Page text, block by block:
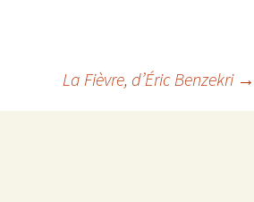
La Fièvre, d’Éric Benzekri →